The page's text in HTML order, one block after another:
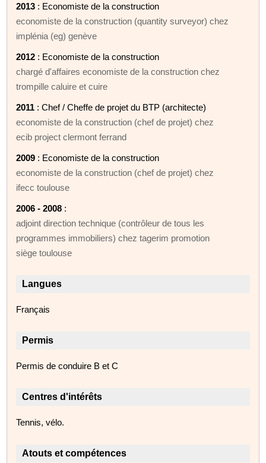
2013 : Economiste de la construction
economiste de la construction (quantity surveyor) chez
implénia (eg) genève
2012 : Economiste de la construction
chargé d'affaires economiste de la construction chez
trompille caluire et cuire
2011 : Chef / Cheffe de projet du BTP (architecte)
economiste de la construction (chef de projet) chez
ecib project clermont ferrand
2009 : Economiste de la construction
economiste de la construction (chef de projet) chez
ifecc toulouse
2006 - 2008 :
adjoint direction technique (contrôleur de tous les
programmes immobiliers) chez tagerim promotion
siège toulouse
Langues
Français
Permis
Permis de conduire B et C
Centres d'intérêts
Tennis, vélo.
Atouts et compétences